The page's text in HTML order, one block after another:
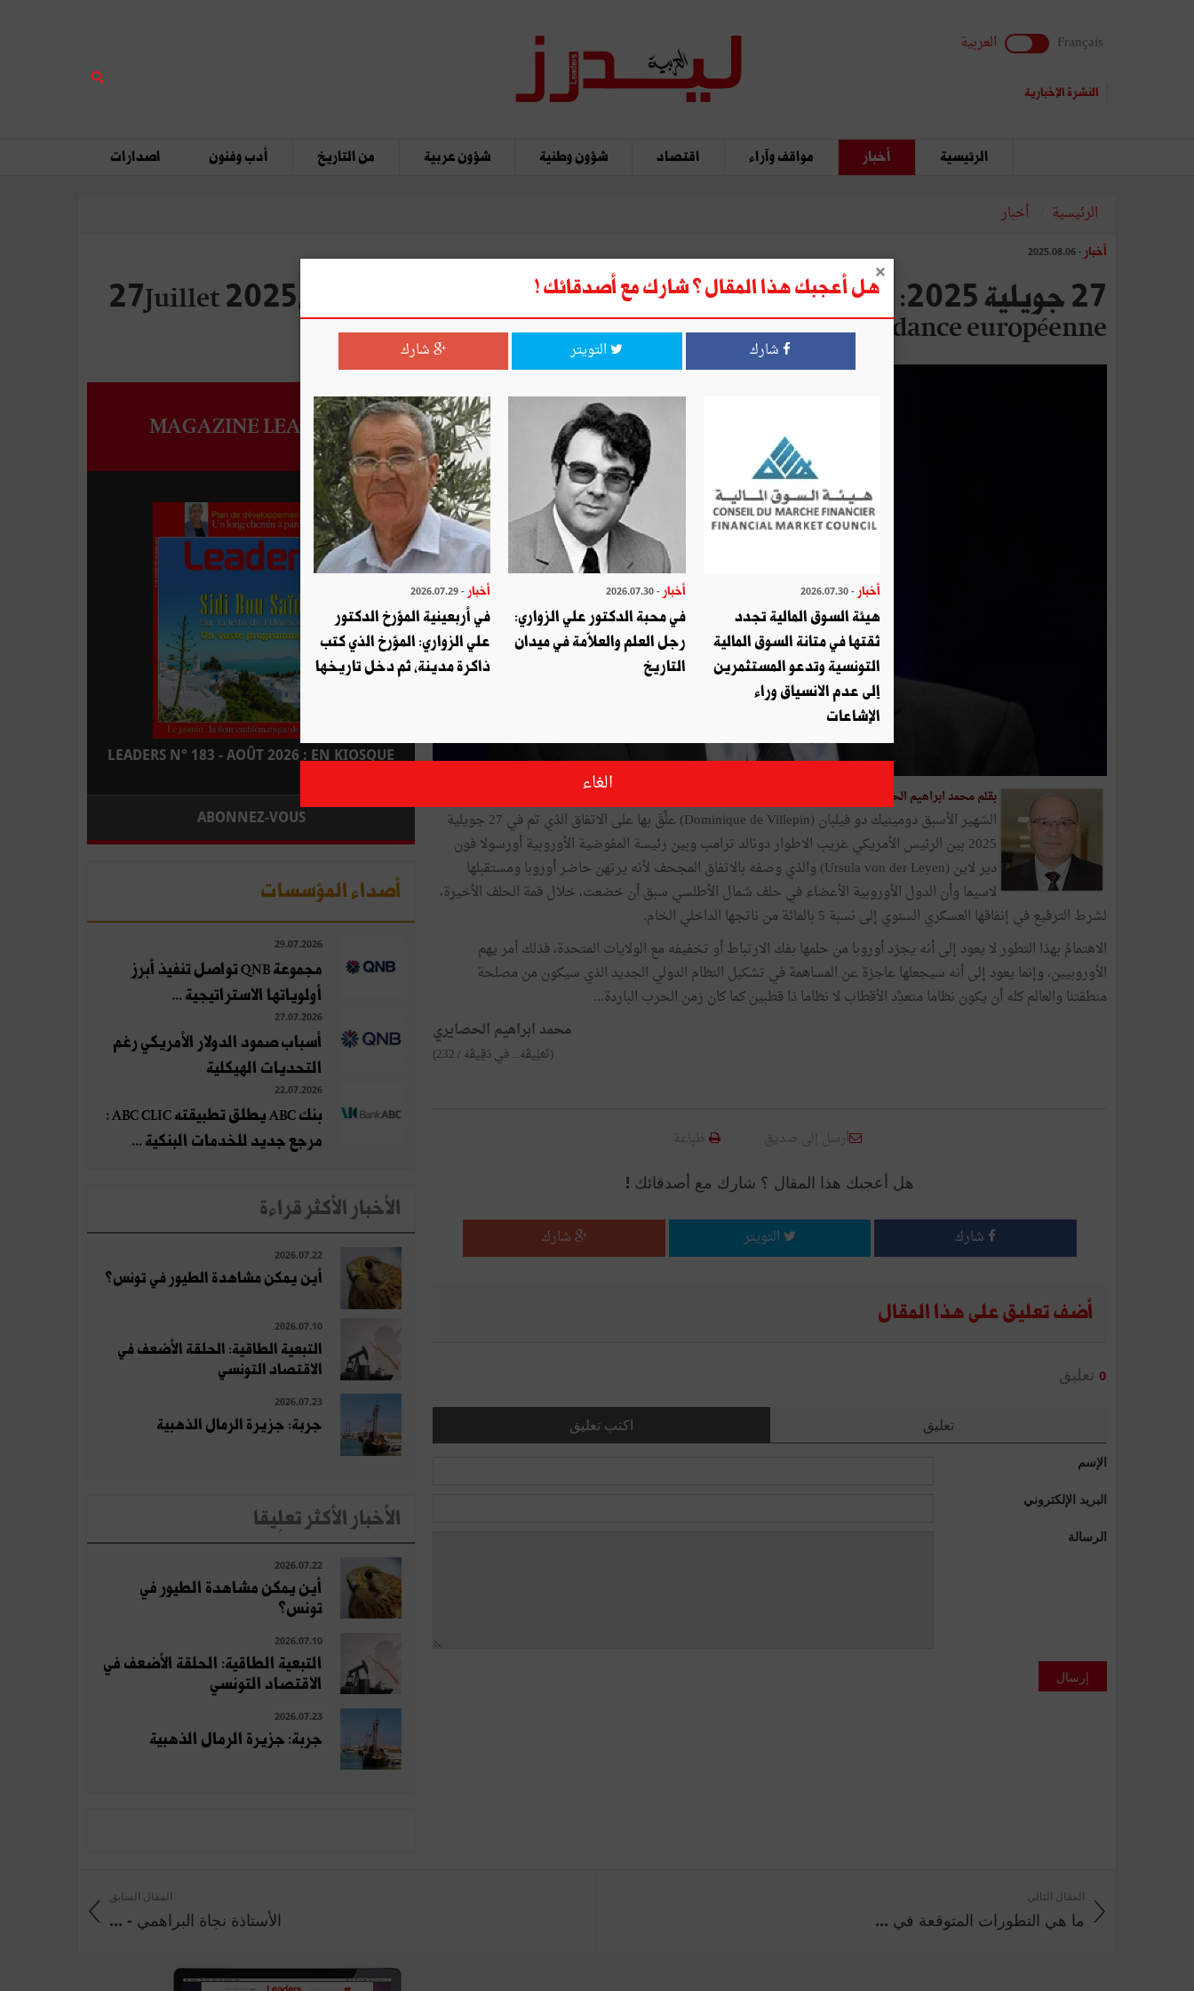
Français العربية
النشرة الإخبارية
الرئيسية أخبار مواقف وآراء اقتصاد شؤون وطنية شؤون عربية من التاريخ أدب وفنون اصدارات
الرئيسية أخبار
أخبار - 2025.08.06
27 جويلية 2025: يومُ إعلان التبعية الأوروبية - 27Juillet 2025, Jour de la Déclaration
de Dépendance européenne
بقلم محمد ابراهيم الحصايري -
عنوان هذه التعليقة قَوْلَةٌ رَاجَتْ لوزير الخارجية ورئيس الوزراء الفرنسي
الشهير الأسبق دومينيك دو فيلبان (Dominique de Villepin) علَّقَ بها على الاتفاق الذي تم في 27 جويلية
2025 بين الرئيس الأمريكي غريب الاطوار دونالد ترامب وبين رئيسة المفوضية الأوروبية أورسولا فون
دير لاين (Ursula von der Leyen) والذي وصفه بالاتفاق المجحف لأنه يرتهن حاضر أوروبا ومستقبلها
لاسيما وأن الدول الأوروبية الأعضاء في حلف شمال الأطلسي سبق أن خضعت، خلال قمة الحلف الأخيرة،
لشرط الترفيع في إنفاقها العسكري السنوي إلى نسبة 5 بالمائة من ناتجها الداخلي الخام.
الاهتمامُ بهذا التطور لا يعود إلى أنه يجرّد أوروبا من حلمها بفك الارتباط أو تخفيفه مع الولايات المتحدة، فذلك أمر يهم
الأوروبيين، وإنما يعود إلى أنه سيجعلها عاجزة عن المساهمة في تشكيل النظام الدولي الجديد الذي سيكون من مصلحة
منطقتنا والعالم كله أن يكون نظاما متعدَِّد الأقطاب لا نظاما ذا قطبين كما كان زمن الحرب الباردة...
محمد ابراهيم الحصايري
(تَعْلِيقَهْ... في دَقِيقَهْ / 232)
أرسل إلى صديق طباعة
هل أعجبك هذا المقال ؟ شارك مع أصدقائك !
شارك التويتر شارك
أضف تعليق على هذا المقال
0 تعليق
اكتب تعليق تعليق
الإسم
البريد الإلكتروني
الرسالة
إرسال
MAGAZINE LEADERS
LEADERS N° 183 - AOÛT 2026 : EN KIOSQUE
ABONNEZ-VOUS
أصداء المؤسسات
29.07.2026
مجموعة QNB تواصل تنفيذ أبرز
أولوياتها الاستراتيجية ...
27.07.2026
أسباب صمود الدولار الأمريكي رغم
التحديات الهيكلية
22.07.2026
بنك ABC يطلق تطبيقته ABC CLIC :
مرجع جديد للخدمات البنكية ...
الأخبار الأكثر قراءة
2026.07.22
أين يمكن مشاهدة الطيور في تونس؟
2026.07.10
التبعية الطاقية: الحلقة الأضعف في
الاقتصاد التونسي
2026.07.23
جربة: جزيرة الرمال الذهبية
الأخبار الأكثر تعلِيقا
2026.07.22
أين يمكن مشاهدة الطيور في
تونس؟
2026.07.10
التبعية الطاقية: الحلقة الأضعف في
الاقتصاد التونسي
2026.07.23
جربة: جزيرة الرمال الذهبية
المقال السابق
الأستاذة نجاة البراهمي - ...
المقال التالي
ما هي التطورات المتوقعة في ...
هل أعجبك هذا المقال ؟ شارك مع أصدقائك !
شارك التويتر شارك
أخبار - 2026.07.30
هيئة السوق المالية تجدد
ثقتها في متانة السوق المالية
التونسية وتدعو المستثمرين
إلى عدم الانسياق وراء
الإشاعات
أخبار - 2026.07.30
في محبة الدكتور علي الزواري:
رجل العلم والعلاّمة في ميدان
التاريخ
أخبار - 2026.07.29
في أربعينية المؤرخ الدكتور
علي الزواري: المؤرخ الذي كتب
ذاكرة مدينة، ثم دخل تاريخها
الغاء